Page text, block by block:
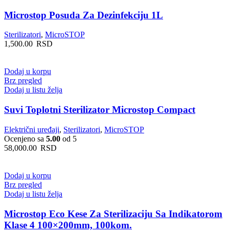
Microstop Posuda Za Dezinfekciju 1L
Sterilizatori, MicroSTOP
1,500.00 RSD
Dodaj u korpu
Brz pregled
Dodaj u listu želja
Suvi Toplotni Sterilizator Microstop Compact
Električni uređaji, Sterilizatori, MicroSTOP
Ocenjeno sa 5.00 od 5
58,000.00 RSD
Dodaj u korpu
Brz pregled
Dodaj u listu želja
Microstop Eco Kese Za Sterilizaciju Sa Indikatorom
Klase 4 100×200mm, 100kom.